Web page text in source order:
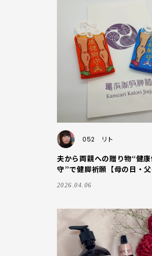
052 リト
夫から両親への贈り物“健
守”で健脚祈願【母の日・
2026.04.06